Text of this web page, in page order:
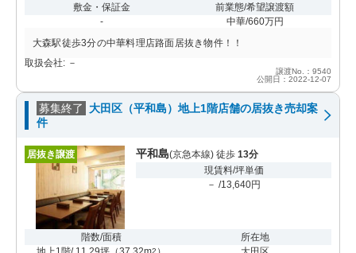
敷金・保証金
-
前業態/希望譲渡額
中華/660万円
大森駅徒歩3分の中華料理店路面居抜き物件！！
取扱会社: －
譲渡No.：9540
公開日：2022-12-07
募集終了
大田区（平和島）地上1階店舗の居抜き売却案
件
居抜き譲渡 平和島(京急本線) 徒歩 13分
現賃料/坪単価
－ /13,640円
階数/面積
2
所在地